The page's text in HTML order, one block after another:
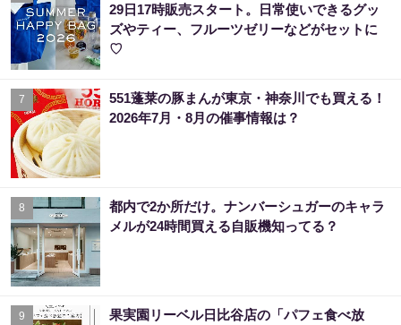
29日17時販売スタート。日常使いできるグッ
ズやティー、フルーツゼリーなどがセットに
♡
7
551蓬莱の豚まんが東京・神奈川でも買える！
2026年7月・8月の催事情報は？
8
都内で2か所だけ。ナンバーシュガーのキャラ
メルが24時間買える自販機知ってる？
9
果実園リーベル日比谷店の「パフェ食べ放